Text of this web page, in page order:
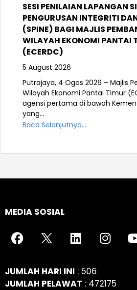
SESI PENILAIAN LAPANGAN
PENGURUSAN INTEGRITI
(SPINE) BAGI MAJLIS
WILAYAH EKONOMI PANTAI
(ECERDC)
5 August 2026
Putrajaya, 4 Ogos 2026 – Majlis
Wilayah Ekonomi Pantai Timur
agensi pertama di bawah
yang...
Baca Selanjutnya...
MEDIA SOSIAL
JUMLAH HARI INI : 506
JUMLAH PELAWAT : 472175